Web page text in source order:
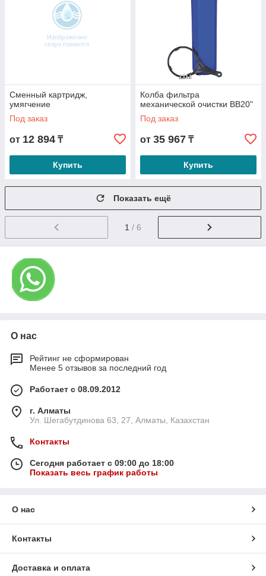
Сменный картридж,
умягчение
Под заказ
от 12 894 ₸
Купить
Колба фильтра
механической очистки ВВ20"
Под заказ
от 35 967 ₸
Купить
Показать ещё
1 / 6
О нас
Рейтинг не сформирован
Менее 5 отзывов за последний год
Работает с 08.09.2012
г. Алматы
Ул. Шегабутдинова 63, 27, Алматы, Казахстан
Контакты
Сегодня работает с 09:00 до 18:00
Показать весь график работы
О нас
Контакты
Доставка и оплата